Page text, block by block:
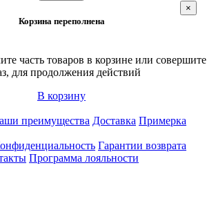
Корзина переполнена
×
часть товаров в корзине или совершите
для продолжения действий
В корзину
преимущества Доставка Примерка
Гарантии возврата
Программа лояльности